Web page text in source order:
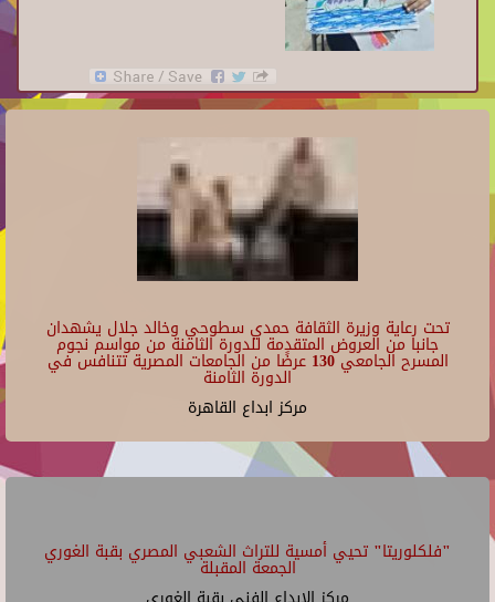
تحت رعاية وزيرة الثقافة حمدي سطوحي وخالد جلال يشهدان
جانبا من العروض المتقدمة للدورة الثامنة من مواسم نجوم
المسرح الجامعي 130 عرضًا من الجامعات المصرية تتنافس في
الدورة الثامنة
مركز ابداع القاهرة
"فلكلوريتا" تحيي أمسية للتراث الشعبي المصري بقبة الغوري
الجمعة المقبلة